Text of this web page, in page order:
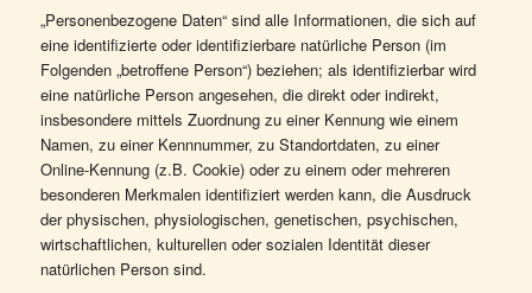
„Personenbezogene Daten“ sind alle Informationen, die sich auf
eine identifizierte oder identifizierbare natürliche Person (im
Folgenden „betroffene Person“) beziehen; als identifizierbar wird
eine natürliche Person angesehen, die direkt oder indirekt,
insbesondere mittels Zuordnung zu einer Kennung wie einem
Namen, zu einer Kennnummer, zu Standortdaten, zu einer
Online-Kennung (z.B. Cookie) oder zu einem oder mehreren
besonderen Merkmalen identifiziert werden kann, die Ausdruck
der physischen, physiologischen, genetischen, psychischen,
wirtschaftlichen, kulturellen oder sozialen Identität dieser
natürlichen Person sind.